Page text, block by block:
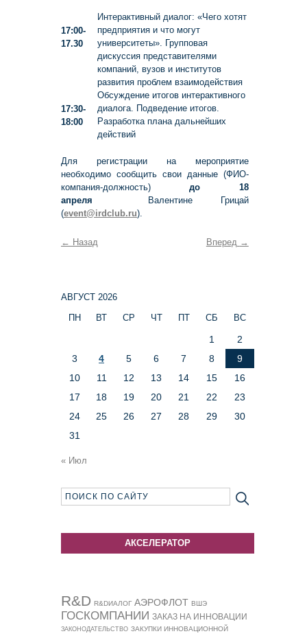
17:00-
17.30
Интерактивный диалог: «Чего хотят
предприятия и что могут
университеты». Групповая
дискуссия представителями
компаний, вузов и институтов
развития проблем взаимодействия
17:30-
18:00
Обсуждение итогов интерактивного
диалога. Подведение итогов.
Разработка плана дальнейших
действий
Для регистрации на мероприятие
необходимо сообщить свои данные (ФИО-
компания-должность)до 18
апреля
Валентине Грицай
(event@irdclub.ru).
← Назад Вперед →
АВГУСТ 2026
ПН
ВТ СР ЧТ ПТ СБ ВС
1
2
3
4 5 6 7 8
9
10
11 12 13 14 15
16
17
18 19 20 21 22
23
24
25 26 27 28 29
30
31
« Июл
АКСЕЛЕРАТОР
R&D R&DИАЛОГ АЭРОФЛОТ ВШЭ
ГОСКОМПАНИИ ЗАКАЗ НА ИННОВАЦИИ
ЗАКОНОДАТЕЛЬСТВО ЗАКУПКИ ИННОВАЦИОННОЙ